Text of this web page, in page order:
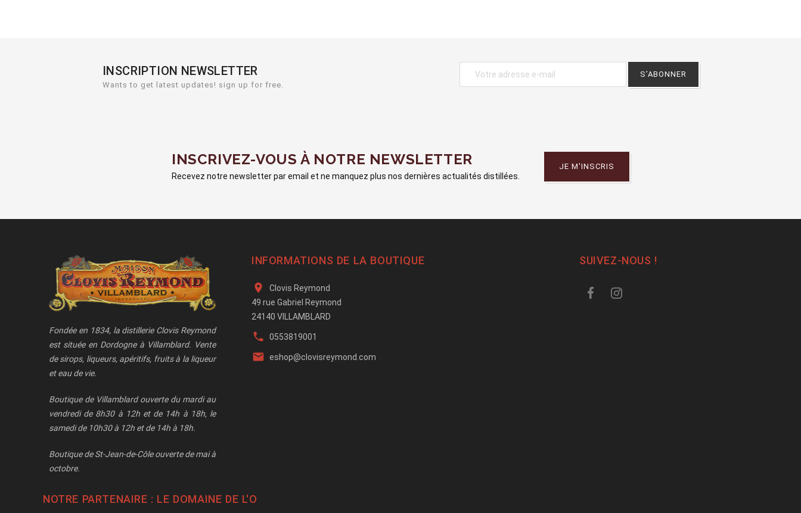
INSCRIPTION NEWSLETTER
Wants to get latest updates! sign up for free.
INSCRIVEZ-VOUS À NOTRE NEWSLETTER
Recevez notre newsletter par email et ne manquez plus nos dernières actualités distillées.
JE M'INSCRIS
Fondée en 1834, la distillerie Clovis Reymond
est située en Dordogne à Villamblard. Vente
de sirops, liqueurs, apéritifs, fruits à la liqueur
et eau de vie.
Boutique de Villamblard ouverte du mardi au
vendredi de 8h30 à 12h et de 14h à 18h, le
samedi de 10h30 à 12h et de 14h à 18h.
Boutique de St-Jean-de-Côle ouverte de mai à
octobre.
INFORMATIONS DE LA BOUTIQUE

Clovis Reymond
49 rue Gabriel Reymond
24140 VILLAMBLARD
 0553819001
 eshop@clovisreymond.com
SUIVEZ-NOUS !
NOTRE PARTENAIRE : LE DOMAINE DE L'O